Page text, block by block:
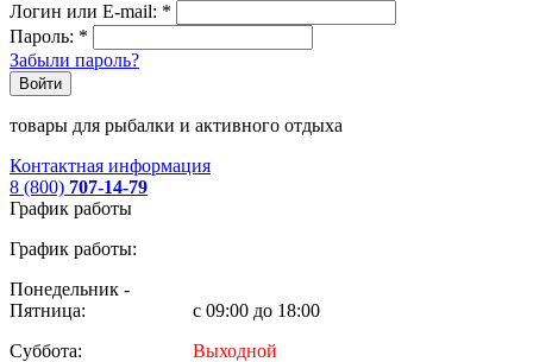
Логин или E-mail: *
Пароль: *
Забыли пароль?
Войти
товары для рыбалки и активного отдыха
Контактная информация
8 (800) 707-14-79
График работы
График работы:
Понедельник -
Пятница:
с 09:00 до 18:00
Суббота:
Выходной